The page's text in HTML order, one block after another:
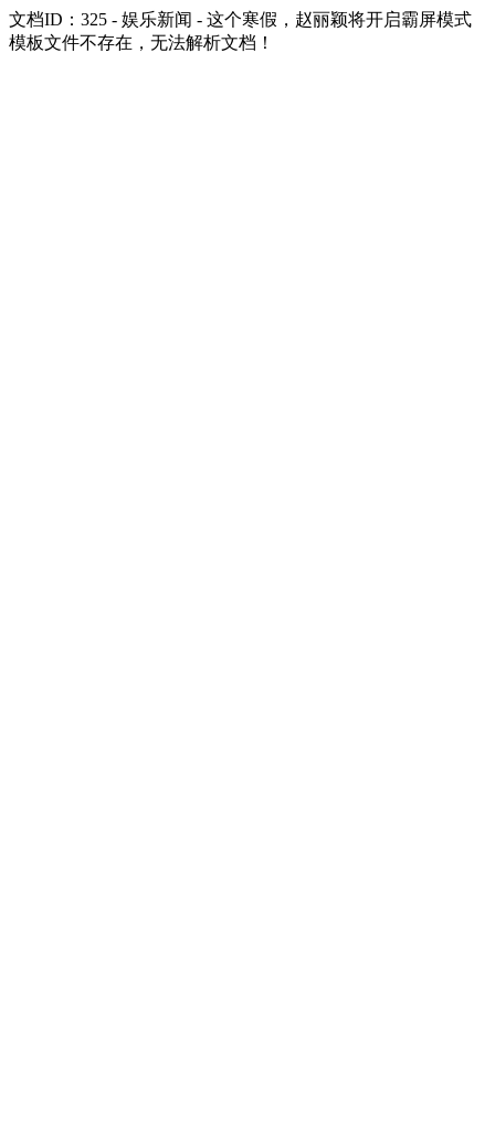
文档ID：325 - 娱乐新闻 - 这个寒假，赵丽颖将开启霸屏模式
模板文件不存在，无法解析文档！